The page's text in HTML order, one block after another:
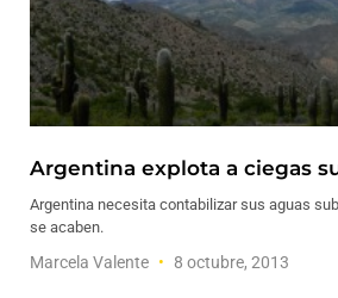
Argentina explota a ciegas
Argentina necesita contabilizar sus aguas
se acaben.
Marcela Valente 8 octubre, 2013